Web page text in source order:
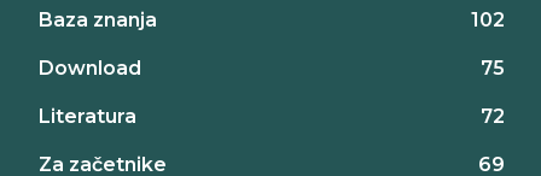
Baza znanja 102
Download 75
Literatura 72
Za začetnike 69